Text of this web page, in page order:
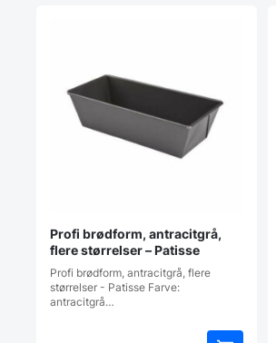
Profi brødform, antracitgrå,
flere størrelser – Patisse
Profi brødform, antracitgrå, flere
størrelser - Patisse Farve:
antracitgrå…